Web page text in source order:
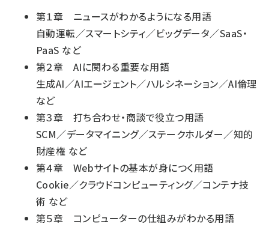
第１章 ニュースがわかるようになる用語
自動運転／スマートシティ／ビッグデータ／SaaS・
PaaS など
第２章 AIに関わる重要な用語
生成AI／AIエージェント／ハルシネーション／AI倫理
など
第３章 打ち合わせ・商談で役立つ用語
SCM／データマイニング／ステークホルダー／知的
財産権 など
第４章 Webサイトの基本が身につく用語
Cookie／クラウドコンピューティング／コンテナ技
術 など
第５章 コンピューターの仕組みがわかる用語